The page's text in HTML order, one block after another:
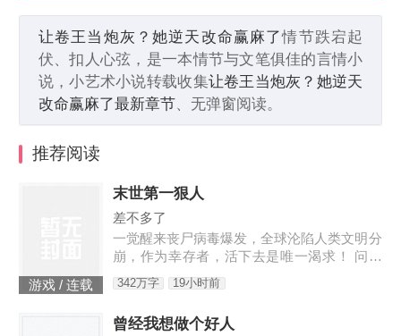
让卷王当炮灰？她逆天改命赢麻了情节跌宕起
伏、扣人心弦，是一本情节与文笔俱佳的言情小
说，小艺术小说转载收集让卷王当炮灰？她逆天
改命赢麻了最新章节、无弹窗阅读。
推荐阅读
游戏 / 连载
末世第一狠人
差不多了
一觉醒来丧尸病毒爆发，全球沦陷人类文明分
崩，作为幸存者，活下去是唯一渴求！ 问：
末世怎样才能活下去？答：首先要狠！【非重
生】【轻系统】【丧尸】【末世生存】【杀伐
342万字 19小时前
曾经我想做个好人